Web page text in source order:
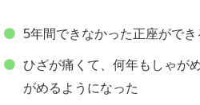
5年間できなかった正座ができ
ひざが痛くて、何年もしゃが
がめるようになった